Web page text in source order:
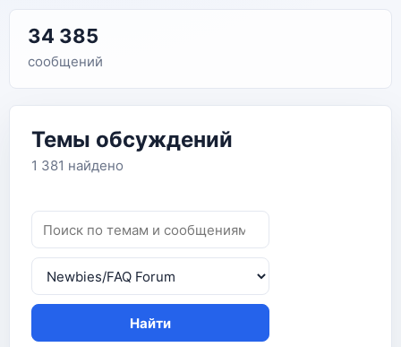
34 385
сообщений
Темы обсуждений
1 381 найдено
Найти